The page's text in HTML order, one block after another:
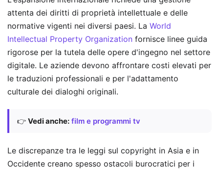
attenta dei diritti di proprietà intellettuale e delle
normative vigenti nei diversi paesi. La World
Intellectual Property Organization fornisce linee guida
rigorose per la tutela delle opere d'ingegno nel settore
digitale. Le aziende devono affrontare costi elevati per
le traduzioni professionali e per l'adattamento
culturale dei dialoghi originali.
👉 Vedi anche: film e programmi tv
Le discrepanze tra le leggi sul copyright in Asia e in
Occidente creano spesso ostacoli burocratici per i